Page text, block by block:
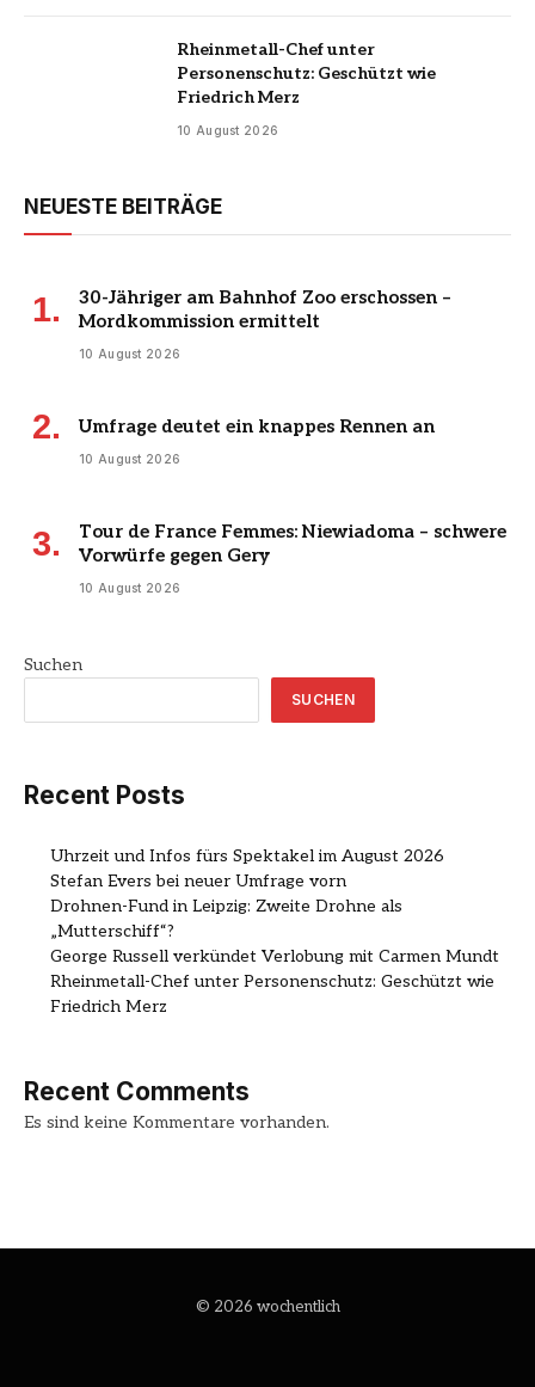
Rheinmetall-Chef unter
Personenschutz: Geschützt wie
Friedrich Merz
10 August 2026
NEUESTE BEITRÄGE
30-Jähriger am Bahnhof Zoo erschossen –
Mordkommission ermittelt
10 August 2026
Umfrage deutet ein knappes Rennen an
10 August 2026
Tour de France Femmes: Niewiadoma – schwere
Vorwürfe gegen Gery
10 August 2026
Suchen
SUCHEN
Recent Posts
Uhrzeit und Infos fürs Spektakel im August 2026
Stefan Evers bei neuer Umfrage vorn
Drohnen-Fund in Leipzig: Zweite Drohne als
„Mutterschiff“?
George Russell verkündet Verlobung mit Carmen Mundt
Rheinmetall-Chef unter Personenschutz: Geschützt wie
Friedrich Merz
Recent Comments
Es sind keine Kommentare vorhanden.
© 2026 wochentlich